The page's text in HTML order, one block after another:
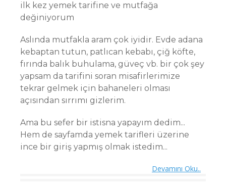
ilk kez yemek tarifine ve mutfağa
değiniyorum
Aslında mutfakla aram çok iyidir. Evde adana
kebaptan tutun, patlıcan kebabı, çiğ köfte,
fırında balık buhulama, güveç vb. bir çok şey
yapsam da tarifini soran misafirlerimize
tekrar gelmek için bahaneleri olması
açısından sırrımı gizlerim.
Ama bu sefer bir istisna yapayım dedim...
Hem de sayfamda yemek tarifleri üzerine
ince bir giriş yapmış olmak istedim...
Devamını Oku..